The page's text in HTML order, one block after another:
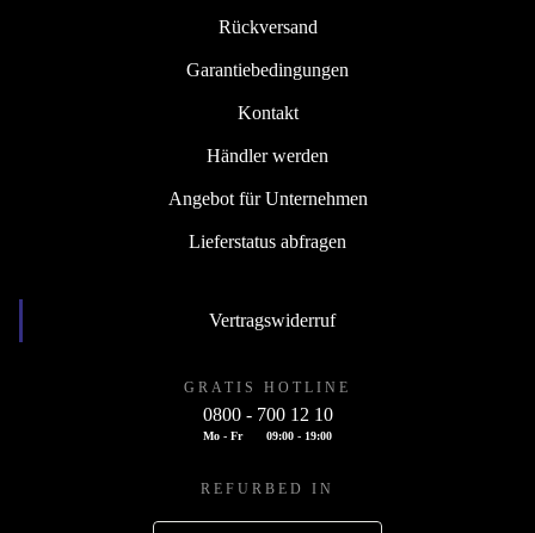
Rückversand
Garantiebedingungen
Kontakt
Händler werden
Angebot für Unternehmen
Lieferstatus abfragen
Vertragswiderruf
GRATIS HOTLINE
0800 - 700 12 10
Mo - Fr 09:00 - 19:00
REFURBED IN